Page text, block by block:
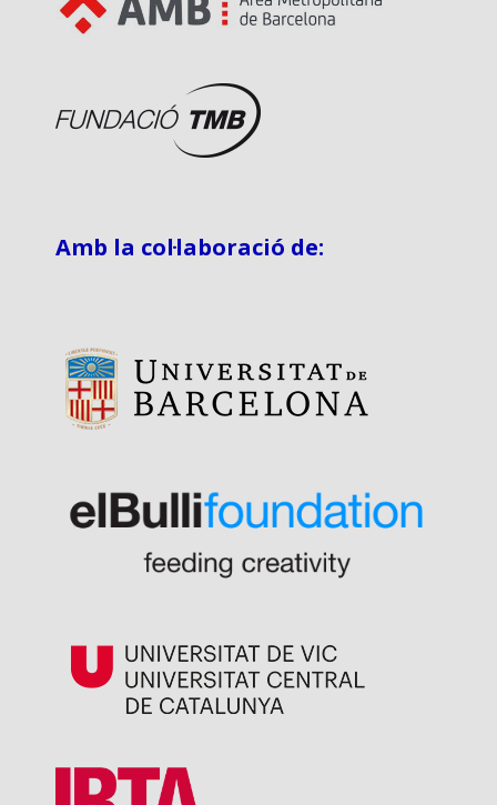
Amb la col·laboració de: